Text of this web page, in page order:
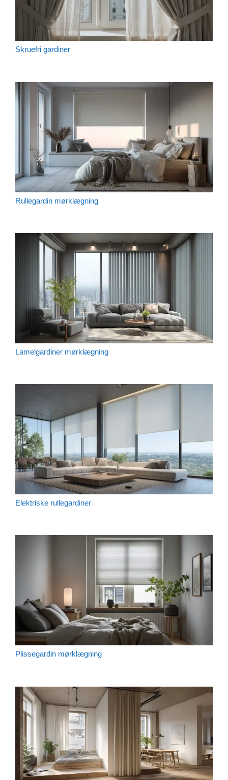
Skruefri gardiner
Rullegardin mørklægning
Lamelgardiner mørklægning
Elektriske rullegardiner
Plissegardin mørklægning